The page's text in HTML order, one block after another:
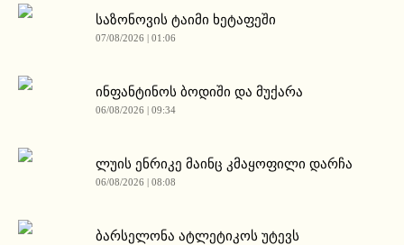
საზონოვის ტაიმი ხეტაფეში
07/08/2026 | 01:06
ინფანტინოს ბოდიში და მუქარა
06/08/2026 | 09:34
ლუის ენრიკე მაინც კმაყოფილი დარჩა
06/08/2026 | 08:08
ბარსელონა ატლეტიკოს უტევს